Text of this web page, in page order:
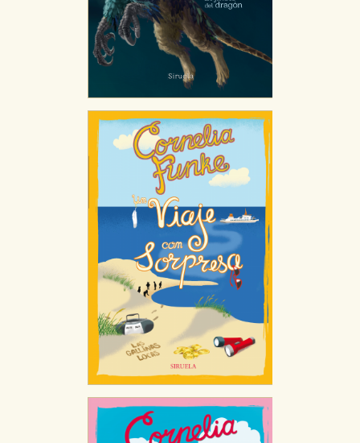
CONFIGURACIÓN DE COOKIES
HABILITAR TODO RECHAZAR TODO